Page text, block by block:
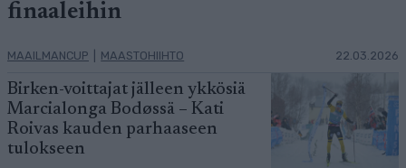
finaaleihin
MAAILMANCUP MAASTOHIIHTO 22.03.2026
Birken-voittajat jälleen ykkösiä
Marcialonga Bodøssä – Kati
Roivas kauden parhaaseen
tulokseen